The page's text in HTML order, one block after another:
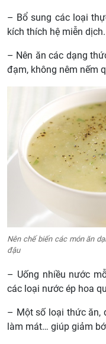
– Bổ sung các loại
kích thích hệ miễn dịch.
– Nên ăn các dạng
đạm, không nêm nếm
Nên chế biến các món ăn
đậu
– Uống nhiều nước
các loại nước ép hoa
– Một số loại thức ăn,
làm mát… giúp giảm